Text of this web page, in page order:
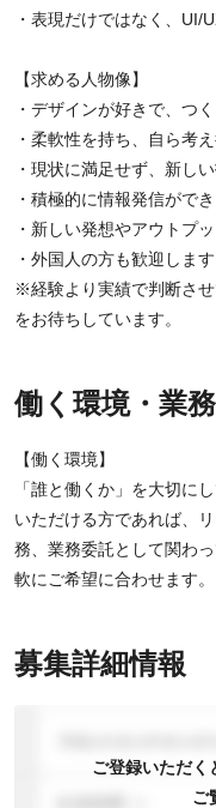
・表現だけではなく、UI/
【求める人物像】
・デザインが好きで、つ
・柔軟性を持ち、自ら考
・現状に満足せず、新し
・積極的に情報発信がで
・新しい発想やアウトプ
・外国人の方も歓迎します
※経験より実績で判断さ
をお待ちしています。
働く環境・業
【働く環境】
「誰と働くか」を大切に
いただける方であれば、
務、業務委託として関わ
軟にご希望に合わせます
募集詳細情報
ご登録いただく
ご